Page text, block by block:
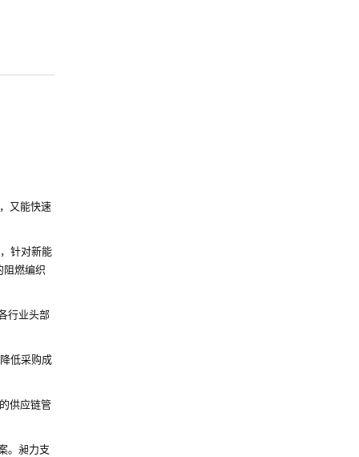
又能快速
针对新能
燃编织
行业头部
低采购成
供应链管
。昶力支